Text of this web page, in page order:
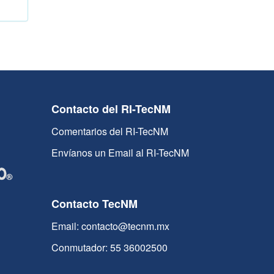
Contacto del RI-TecNM
Comentarios del RI-TecNM
Envíanos un Email al RI-TecNM
Contacto TecNM
Email: contacto@tecnm.mx
Conmutador: 55 36002500